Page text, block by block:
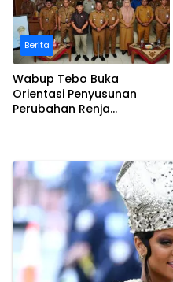
Berita
Wabup Tebo Buka
Orientasi Penyusunan
Perubahan Renja